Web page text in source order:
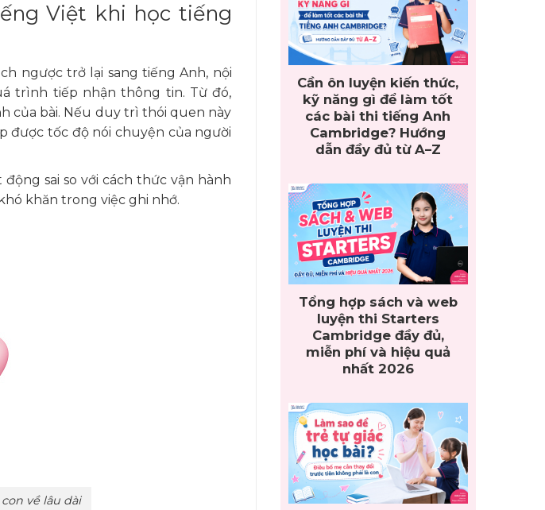
Việt khi học tiếng
ngược trở lại sang tiếng Anh, nội
trình tiếp nhận thông tin. Từ đó,
của bài. Nếu duy trì thói quen này
được tốc độ nói chuyện của người
sai so với cách thức vận hành
khăn trong việc ghi nhớ.
về lâu dài
Cần ôn luyện kiến thức,
kỹ năng gì để làm tốt
các bài thi tiếng Anh
Cambridge? Hướng
dẫn đầy đủ từ A–Z
Tổng hợp sách và web
luyện thi Starters
Cambridge đầy đủ,
miễn phí và hiệu quả
nhất 2026